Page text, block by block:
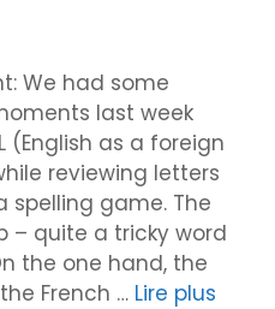
We had some
last week
(English as a foreign
reviewing letters
spelling game. The
– quite a tricky word
the one hand, the
French … Lire plus